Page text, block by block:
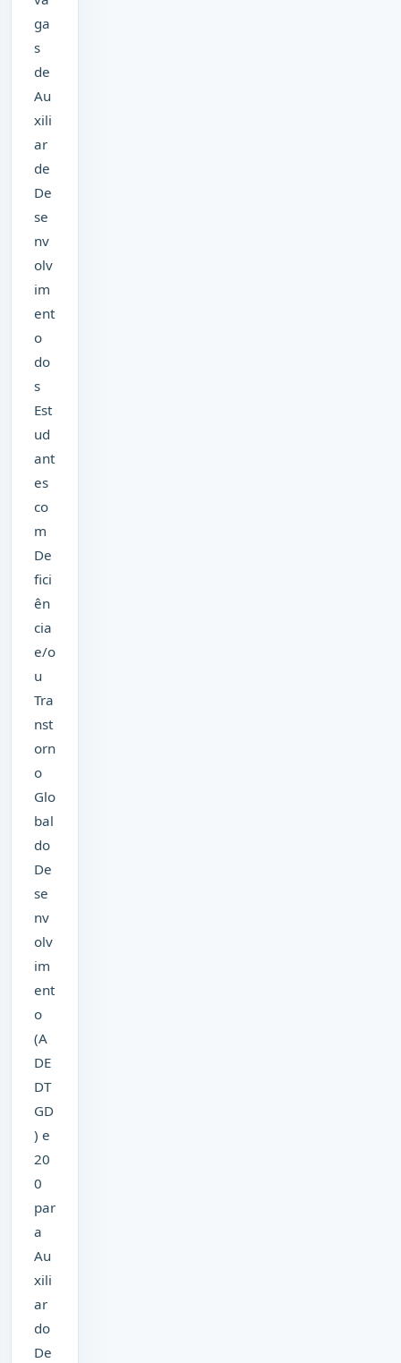
ga
s
de
Au
xili
ar
de
De
se
nv
olv
im
ent
o
do
s
Est
ud
ant
es
co
m
De
fici
ên
cia
e/o
u
Tra
nst
orn
o
Glo
bal
do
De
se
nv
olv
im
ent
o
(A
DE
DT
GD
) e
20
0
par
a
Au
xili
ar
do
De